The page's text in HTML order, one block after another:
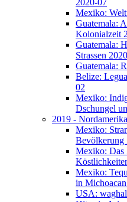
2020-07
Mexiko:
Guatemala:
Kolonialzeit
Guatemala:
Strassen
Guatemala:
Belize:
02
Mexiko:
Dschungel
2019 - Nordamerika
Mexiko:
Bevölkerung
Mexiko: Das
Mexiko:
in
USA: